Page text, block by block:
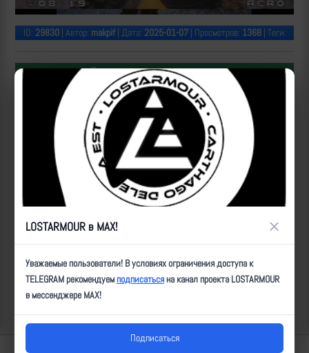
ID: 29830| Автор: makpif| Дата: 2025-01-07| Просмотров: 1368| Теги:
Популярные за сегодня видео
Операторы Центра "Рубикон" бьют по целям ВСУ на
Донбассе
LOSTARMOUR в MAX! ×
Уважаемые пользователи! В условиях ограничения доступа к
TELEGRAM рекомендуемподписатьсяна канал проекта LOSTARMOUR
в мессенджере MAX!
Подписаться